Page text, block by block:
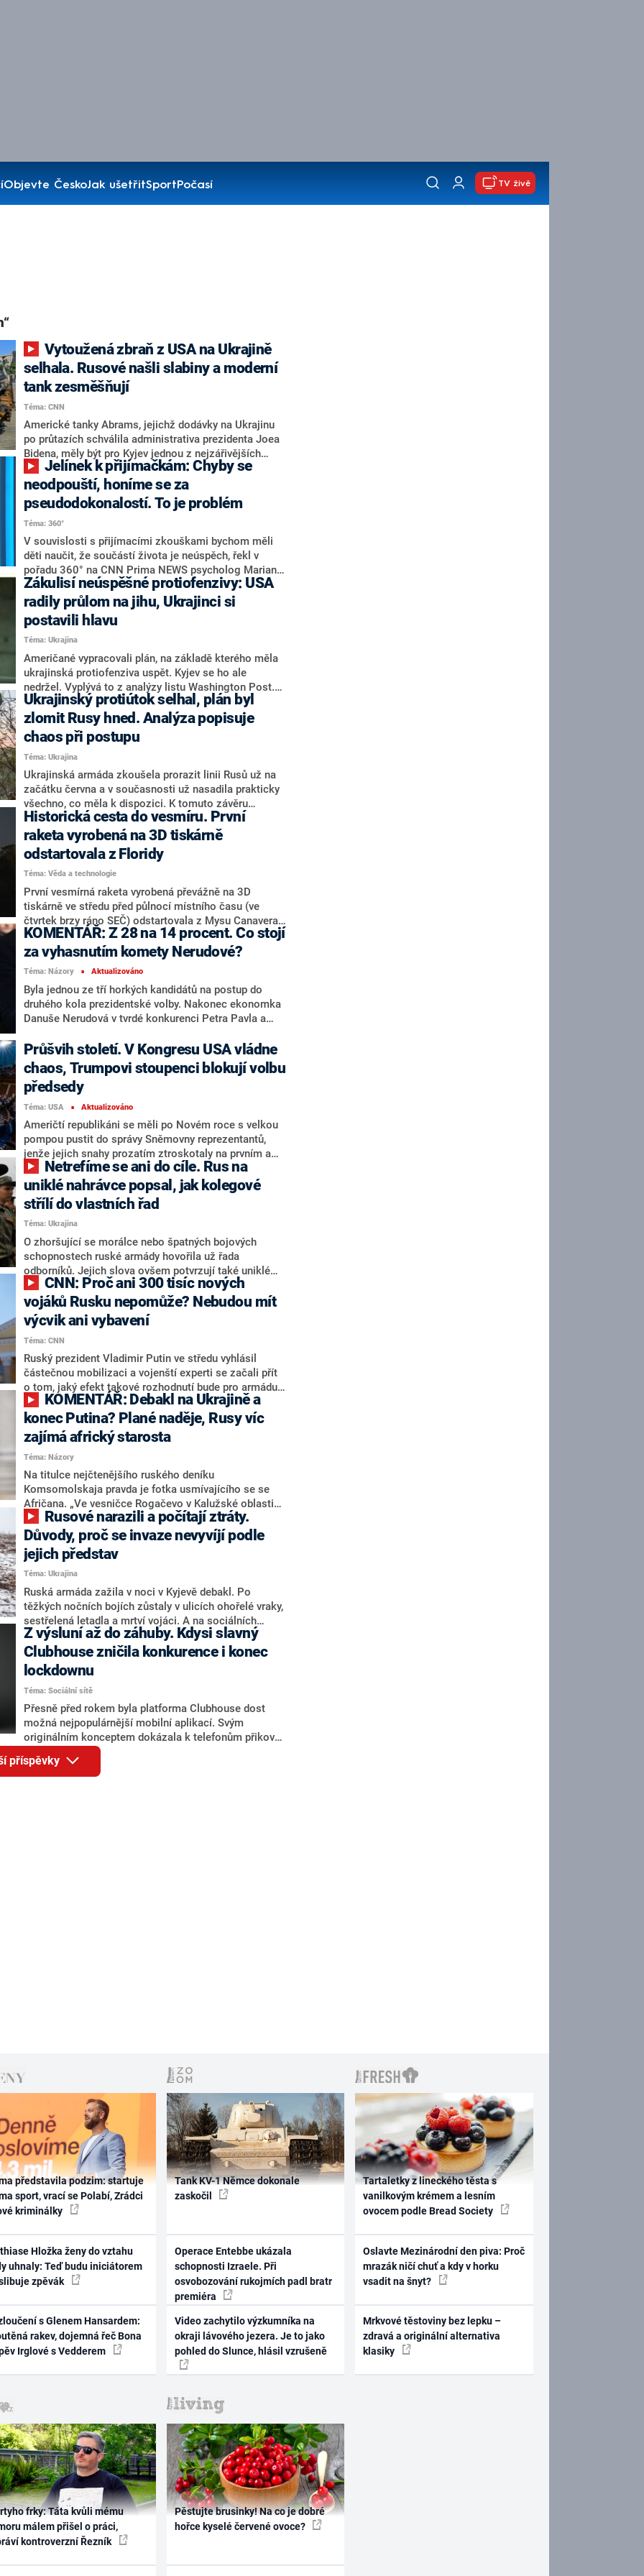
Objevte ČeskoJak ušetřitSportPočasí TV živě
selhala. Rusové našli slabiny a moderní
tank zesměšňují
Téma: CNN
Americké tanky Abrams, jejichž dodávky na Ukrajinu
po průtazích schválila administrativa prezidenta Joea
Bidena, měly být pro Kyjev jednou z nejzářivějších
součástí importovaného arzenálu. Jenže selhaly.
Ukrajina s nimi bojuje bez podpory letectva a vozidla
jsou potravou pro ruské drony, stěžují si vojáci pro
CNN.
neodpouští, honíme se za
pseudodokonalostí. To je problém
Téma: 360°
V souvislosti s přijímacími zkouškami bychom měli
děti naučit, že součástí života je neúspěch, řekl v
pořadu 360° na CNN Prima NEWS psycholog Marian
Jelínek. Místo toho se podle něj honíme za
„pseudodokonalostí“. Vysvětlil také, že děti vnímají
stres zejména prostřednictvím svých rodičů.
Zákulisí neúspěšné protiofenzivy: USA
radily průlom na jihu, Ukrajinci si
postavili hlavu
Téma: Ukrajina
Američané vypracovali plán, na základě kterého měla
ukrajinská protiofenziva uspět. Kyjev se ho ale
nedržel. Vyplývá to z analýzy listu Washington Post.
Pentagon údajně doporučoval Ukrajincům prorazit v
jižním směru až k Azovskému moři, třeba i za cenu
těžkých ztrát. Kyjev ale nakonec zvolil mělké průlomy
hned ve třech směrech.
Ukrajinský protiútok selhal, plán byl
zlomit Rusy hned. Analýza popisuje
chaos při postupu
Téma: Ukrajina
Ukrajinská armáda zkoušela prorazit linii Rusů už na
začátku června a v současnosti už nasadila prakticky
všechno, co měla k dispozici. K tomuto závěru
dospěla rozsáhlá analýza publicistického armádního
webu War on the Rocks. Text je v přímém rozporu s
tím, co tvrdí mnozí západní experti – a sice že hlavní
nápor teprve přijde.
Historická cesta do vesmíru. První
raketa vyrobená na 3D tiskárně
odstartovala z Floridy
Téma: Věda a technologie
První vesmírná raketa vyrobená převážně na 3D
tiskárně ve středu před půlnocí místního času (ve
čtvrtek brzy ráno SEČ) odstartovala z Mysu Canaveral
na Floridě ve Spojených státech, ale kvůli potížím s
druhým stupněm se jí nepodařilo dosáhnout oběžné
dráhy. Uvedla to agentura AFP a televize CNN.
KOMENTÁŘ: Z 28 na 14 procent. Co stojí
za vyhasnutím komety Nerudové?
Téma: Názory ■ Aktualizováno
Byla jednou ze tří horkých kandidátů na postup do
druhého kola prezidentské volby. Nakonec ekonomka
Danuše Nerudová v tvrdé konkurenci Petra Pavla a
na ně více než 1,2 milionu hlasů. Které faktory sehrály
hlavní roli v jejím sešupu z předpovídaných 28 na 14
procent?
Průšvih století. V Kongresu USA vládne
chaos, Trumpovi stoupenci blokují volbu
předsedy
Téma: USA ■ Aktualizováno
Američtí republikáni se měli po Novém roce s velkou
pompou pustit do správy Sněmovny reprezentantů,
jenže jejich snahy prozatím ztroskotaly na prvním a
zdánlivě elementárním úkolu – zvolit předsedu dolní
komory. Kvůli rebelům ve vlastních řadách se totiž
republikánům nepodařilo do funkce předsedy zvolit
Kevina McCarthyho dokonce ani napopáté. Něco
takového Kongres nepamatuje celých sto let. A toto
martyrium, jak se zdá, zdaleka není u konce.
uniklé nahrávce popsal, jak kolegové
střílí do vlastních řad
Téma: Ukrajina
O zhoršující se morálce nebo špatných bojových
schopnostech ruské armády hovořila už řada
odborníků. Jejich slova ovšem potvrzují také uniklé
nahrávky rozhovorů mezi ruskými vojáky, které
zachycují a zveřejňují ukrajinské úřady. Jednu z nich v
nedávné době opublikovalo Hlavní ředitelství
zpravodajských služeb Ministerstva obrany Ukrajiny.
Na uniklé nahrávce si ruský voják stěžuje na
ukrajinské ozbrojené síly, které si podle jeho slov
vedou až příliš dobře.
vojáků Rusku nepomůže? Nebudou mít
výcvik ani vybavení
Téma: CNN
Ruský prezident Vladimir Putin ve středu vyhlásil
částečnou mobilizaci a vojenští experti se začali přít
o tom, jaký efekt takové rozhodnutí bude pro armádu
Moskvy mít. Podle americké CNN nepomohou Rusku
ani stovky tisíc nových vojáků, protože je nemá kdo
trénovat a ani pro ně není k dispozici potřebné
vybavení.
konec Putina? Plané naděje, Rusy víc
zajímá africký starosta
Téma: Názory
Na titulce nejčtenějšího ruského deníku
Komsomolskaja pravda je fotka usmívajícího se se
Afričana. „Ve vesničce Rogačevo v Kalužské oblasti
se objevil neobvyklý starosta,“ hlásá pouták. A válka,
případně debakl v Charkovské oblasti? Když se nedaří,
jako by zkrátka neexistovala.
Důvody, proč se invaze nevyvíjí podle
jejich představ
Téma: Ukrajina
Ruská armáda zažila v noci v Kyjevě debakl. Po
těžkých nočních bojích zůstaly v ulicích ohořelé vraky,
sestřelená letadla a mrtví vojáci. A na sociálních
sítích, které ruská strana částečně zablokovala, se šíří
záběry ruských zajatců.
Z výsluní až do záhuby. Kdysi slavný
Clubhouse zničila konkurence i konec
lockdownu
Téma: Sociální sítě
Přesně před rokem byla platforma Clubhouse dost
možná nejpopulárnější mobilní aplikací. Svým
originálním konceptem dokázala k telefonům přikovat
miliony lidí. Jenže nápad Clubhousu brzy přebrala
konkurence v čele s Twitterem a kdysi slavná aplikace
už nedokázala uživatele přivábit zpátky.
příspěvky
představila podzim: startuje
sport, vrací se Polabí, Zrádci
kriminálky
Hložka ženy do vztahu
uhnaly: Teď budu iniciátorem
zpěvák
s Glenem Hansardem:
rakev, dojemná řeč Bona
Irglové s Vedderem
Tank KV-1 Němce dokonale
zaskočil
Operace Entebbe ukázala
schopnosti Izraele. Při
osvobozování rukojmích padl bratr
premiéra
Video zachytilo výzkumníka na
okraji lávového jezera. Je to jako
pohled do Slunce, hlásil vzrušeně
Tartaletky z lineckého těsta s
vanilkovým krémem a lesním
ovocem podle Bread Society
Oslavte Mezinárodní den piva: Proč
mrazák ničí chuť a kdy v horku
vsadit na šnyt?
Mrkvové těstoviny bez lepku –
zdravá a originální alternativa
klasiky
frky: Táta kvůli mému
málem přišel o práci,
kontroverzní Řezník
Pěstujte brusinky! Na co je dobré
hořce kyselé červené ovoce?